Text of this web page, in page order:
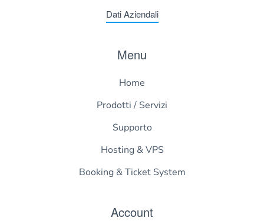
Dati Aziendali
Menu
Home
Prodotti / Servizi
Supporto
Hosting & VPS
Booking & Ticket System
Account